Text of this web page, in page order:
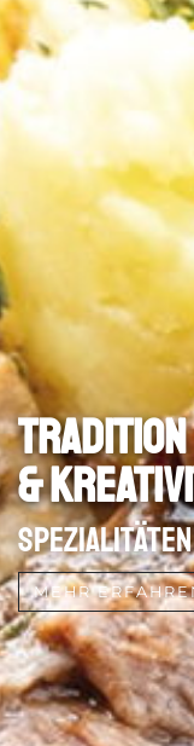
Tradition
&
MEHR